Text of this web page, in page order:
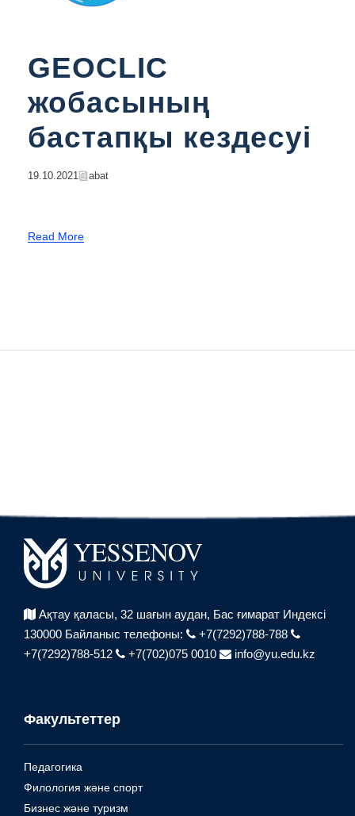
GEOCLIC
жобасының
бастапқы кездесуі
19.10.2021 Abat
Read More
Ақтау қаласы, 32 шағын аудан, Бас ғимарат Индексі
130000 Байланыс телефоны:
+7(7292)788-788
+7(7292)788-512
+7(702)075 0010 info@yu.edu.kz
Факультеттер
Педагогика
Филология және спорт
Бизнес және туризм